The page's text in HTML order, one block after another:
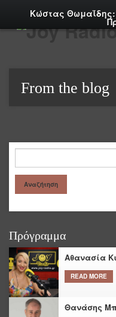
Κώστας Θωμαΐδης:
From the blog
Πρόγραμμα
Αθανασία
READ MORE
Θανάσης